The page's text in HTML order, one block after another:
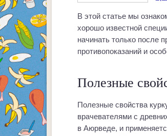
В этой статье мы
хорошо известной
начинать только после
противопоказаний и
Полезные
Полезные свойства
врачевателями с
в Аюрведе, и